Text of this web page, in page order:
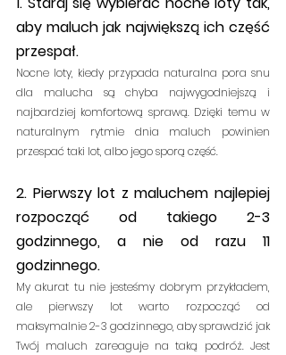
aby maluch jak największą ich część
przespał.
Nocne loty, kiedy przypada naturalna pora snu
dla malucha są chyba najwygodniejszą i
najbardziej komfortową sprawą. Dzięki temu w
naturalnym rytmie dnia maluch powinien
przespać taki lot, albo jego sporą część.
2. Pierwszy lot z maluchem najlepiej
rozpocząć od takiego 2-3
godzinnego, a nie od razu 11
godzinnego.
My akurat tu nie jesteśmy dobrym przykładem,
ale pierwszy lot warto rozpocząć od
maksymalnie 2-3 godzinnego, aby sprawdzić jak
Twój maluch zareaguje na taką podróż. Jest